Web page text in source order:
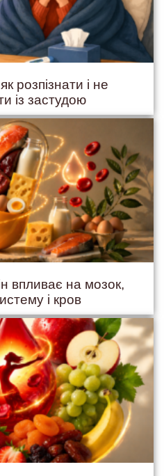
розпізнати і не
із застудою
впливає на мозок,
і кров